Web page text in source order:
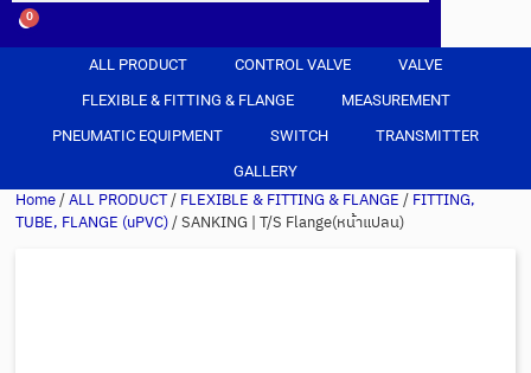
0
ALL PRODUCT CONTROL VALVE
VALVE
FLEXIBLE & FITTING & FLANGE
MEASUREMENT
PNEUMATIC EQUIPMENT
SWITCH
TRANSMITTER
GALLERY
Home/ALL PRODUCT/FLEXIBLE & FITTING & FLANGE/FITTING,
TUBE, FLANGE (uPVC)/ SANKING | T/S Flange(หน้าแปลน)